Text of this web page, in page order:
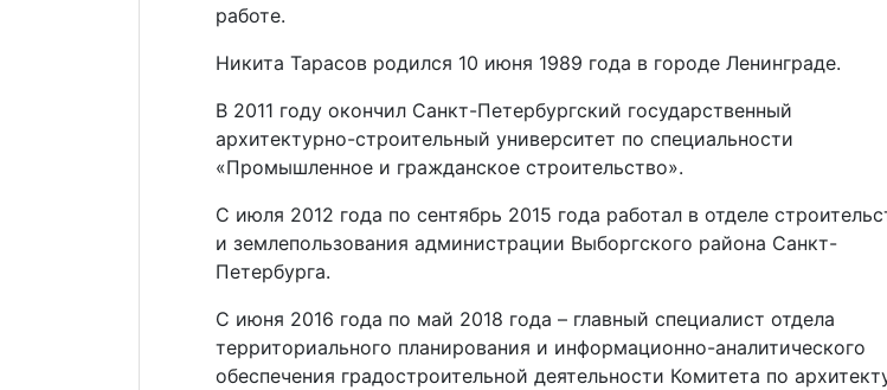
работе.
Никита Тарасов родился 10 июня 1989 года в городе Ленинграде.
В 2011 году окончил Санкт-Петербургский государственный
архитектурно-строительный университет по специальности
«Промышленное и гражданское строительство».
С июля 2012 года по сентябрь 2015 года работал в отделе
и землепользования администрации Выборгского района Санкт-
Петербурга.
С июня 2016 года по май 2018 года – главный специалист отдела
территориального планирования и информационно-аналитического
обеспечения градостроительной деятельности Комитета по